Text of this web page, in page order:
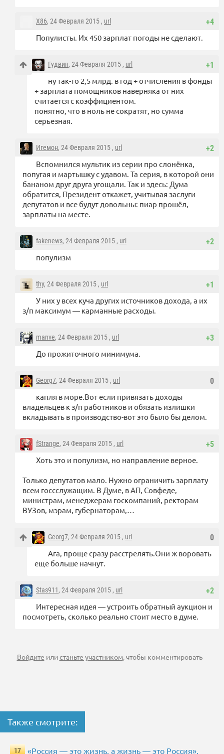
+4
X86, 24 Февраля 2015 , url
Популисты. Их 450 зарплат погоды не сделают.
+1
Гудвин, 24 Февраля 2015 , url
ну так-то 2,5 млрд. в год + отчисления в фонды
+ зарплата помощников наверняка от них
считается с коэффициентом.
понятно, что в ноль не сократят, но сумма
серьезная.
+2
Игемон, 24 Февраля 2015 , url
Вспомнился мультик из серии про слонёнка,
попугая и мартышку с удавом. Та серия, в которой они
бананом друг друга угощали. Так и здесь: Дума
обратится, Президент откажет, учитывая заслуги
депутатов и все будут довольны: пиар прошёл,
зарплаты на месте.
+2
fakenews, 24 Февраля 2015 , url
популизм
+1
thy, 24 Февраля 2015 , url
У них у всех куча других источников дохода, а их
з/п максимум — карманные расходы.
+3
manve, 24 Февраля 2015 , url
До прожиточного минимума.
0
Georg7, 24 Февраля 2015 , url
капля в море.Вот если привязать доходы
владельцев к з/п работников и обязать излишки
вкладывать в производство-вот это было бы делом.
+5
fStrange, 24 Февраля 2015 , url
Хоть это и популизм, но направление верное.
Только депутатов мало. Нужно ограничить зарплату
всем госсслужащим. В Думе, в АП, Совфеде,
министрам, менеджерам госкомпаний, ректорам
ВУЗов, мэрам, губернаторам,…
0
Georg7, 24 Февраля 2015 , url
Ага, проще сразу расстрелять.Они ж воровать
еще больше начнут.
+2
Stas911, 24 Февраля 2015 , url
Интересная идея — устроить обратный аукцион и
посмотреть, сколько реально стоит место в думе.
Войдите илистаньте участником, чтобы комментировать
Также смотрите:
17 «Россия — это жизнь, а жизнь — это Россия».